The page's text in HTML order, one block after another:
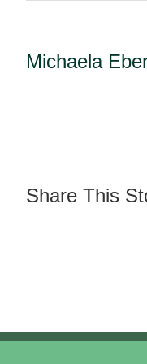
Michaela
Share This